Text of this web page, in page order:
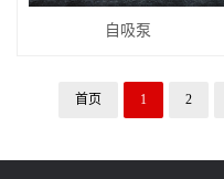
自吸泵
首页 1 2